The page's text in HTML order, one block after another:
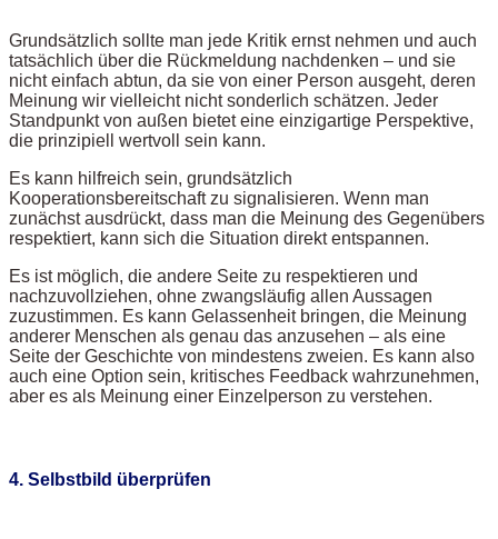
Grundsätzlich sollte man jede Kritik ernst nehmen und auch
tatsächlich über die Rückmeldung nachdenken – und sie
nicht einfach abtun, da sie von einer Person ausgeht, deren
Meinung wir vielleicht nicht sonderlich schätzen. Jeder
Standpunkt von außen bietet eine einzigartige Perspektive,
die prinzipiell wertvoll sein kann.
Es kann hilfreich sein, grundsätzlich
Kooperationsbereitschaft zu signalisieren. Wenn man
zunächst ausdrückt, dass man die Meinung des Gegenübers
respektiert, kann sich die Situation direkt entspannen.
Es ist möglich, die andere Seite zu respektieren und
nachzuvollziehen, ohne zwangsläufig allen Aussagen
zuzustimmen. Es kann Gelassenheit bringen, die Meinung
anderer Menschen als genau das anzusehen – als eine
Seite der Geschichte von mindestens zweien. Es kann also
auch eine Option sein, kritisches Feedback wahrzunehmen,
aber es als Meinung einer Einzelperson zu verstehen.
4. Selbstbild überprüfen